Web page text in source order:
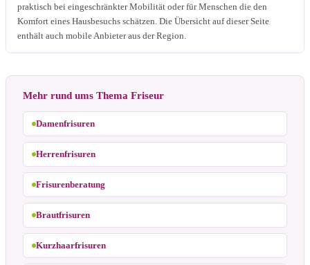
praktisch bei eingeschränkter Mobilität oder für Menschen die den
Komfort eines Hausbesuchs schätzen. Die Übersicht auf dieser Seite
enthält auch mobile Anbieter aus der Region.
Mehr rund ums Thema Friseur
Damenfrisuren
Herrenfrisuren
Frisurenberatung
Brautfrisuren
Kurzhaarfrisuren